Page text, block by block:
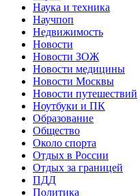
Наука и техника
Научпоп
Недвижимость
Новости
Новости ЗОЖ
Новости медицины
Новости Москвы
Новости путешествий
Ноутбуки и ПК
Образование
Общество
Около спорта
Отдых в России
Отдых за границей
ПДД
Политика